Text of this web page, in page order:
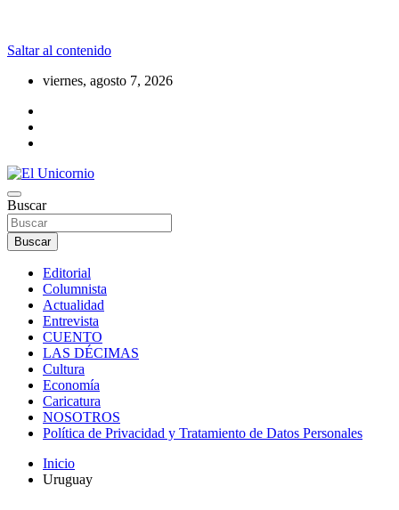
Saltar al contenido
viernes, agosto 7, 2026
El Unicornio
La realidad supera la fantasía
Buscar
Buscar
Editorial
Columnista
Actualidad
Entrevista
CUENTO
LAS DÉCIMAS
Cultura
Economía
Caricatura
NOSOTROS
Política de Privacidad y Tratamiento de Datos Personales
Inicio
Uruguay